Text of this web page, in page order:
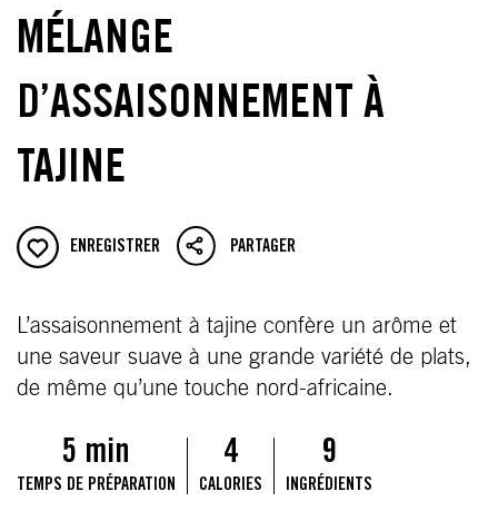
MÉLANGE
D’ASSAISONNEMENT À
TAJINE
ENREGISTRER PARTAGER
L’assaisonnement à tajine confère un arôme et
une saveur suave à une grande variété de plats,
de même qu’une touche nord-africaine.
5 min
TEMPS DE PRÉPARATION
4
CALORIES
9
INGRÉDIENTS